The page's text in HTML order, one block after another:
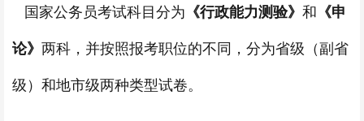
国家公务员考试科目分为 《行政能力测验》 和 《申
论》 两科，并按照报考职位的不同，分为省级（副省
级）和地市级两种类型试卷。